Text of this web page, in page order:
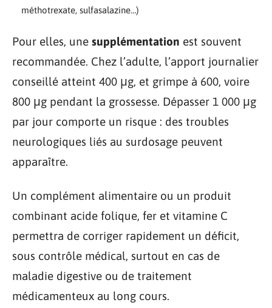
méthotrexate, sulfasalazine…)
Pour elles, une supplémentation est souvent
recommandée. Chez l’adulte, l’apport journalier
conseillé atteint 400 μg, et grimpe à 600, voire
800 μg pendant la grossesse. Dépasser 1 000 μg
par jour comporte un risque : des troubles
neurologiques liés au surdosage peuvent
apparaître.
Un complément alimentaire ou un produit
combinant acide folique, fer et vitamine C
permettra de corriger rapidement un déficit,
sous contrôle médical, surtout en cas de
maladie digestive ou de traitement
médicamenteux au long cours.